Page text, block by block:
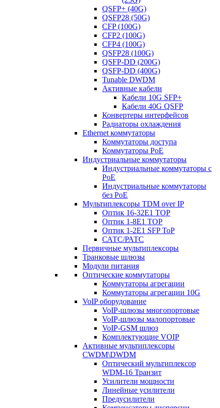
QSFP+ (40G)
QSFP28 (50G)
CFP (100G)
CFP2 (100G)
CFP4 (100G)
QSFP28 (100G)
QSFP-DD (200G)
QSFP-DD (400G)
Tunable DWDM
Активные кабели
Кабели 10G SFP+
Кабели 40G QSFP
Конвертеры интерфейсов
Радиаторы охлаждения
Ethernet коммутаторы
Коммутаторы доступа
Коммутаторы PoE
Индустриальные коммутаторы
Индустриальные коммутаторы с
PoE
Индустриальные коммутаторы
без PoE
Мультиплексоры TDM over IP
Оптик 16-32E1 TOP
Оптик 1-8E1 TOP
Оптик 1-2E1 SFP ToP
САТС/РАТС
Первичные мультиплексоры
Транковые шлюзы
Модули питания
Оптические коммутаторы
Коммутаторы агрегации
Коммутаторы агрегации 10G
VoIP оборудование
VoIP-шлюзы многопортовые
VoIP-шлюзы малопортовые
VoIP-GSM шлюз
Комплектующие VOIP
Активные мультиплексоры
CWDM\DWDM
Оптический мультиплексор
WDM-16 Транзит
Усилители мощности
Линейные усилители
Предусилители